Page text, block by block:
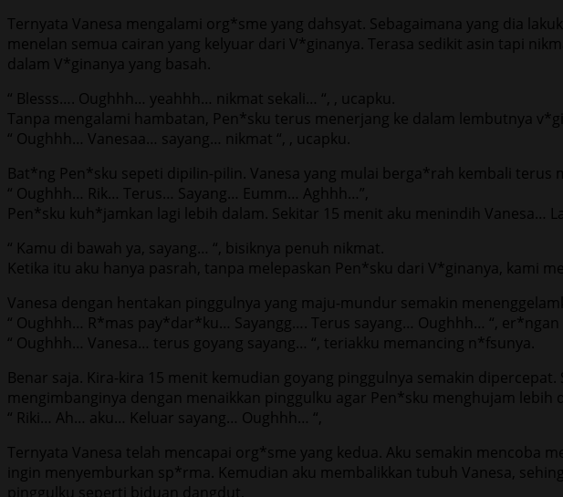
Ternyata Vanesa mengalami org*sme yang dahsyat. Sebagaimana yang dia
menelan semua cairan yang kelyuar dari V*ginanya. Terasa sedikit asin tapi
dalam V*ginanya yang basah.
“ Blesss…. Oughhh… yeahhh… nikmat sekali… “, , ucapku.
Tanpa mengalami hambatan, Pen*sku terus menerjang ke dalam lembutnya
“ Oughhh… Vanesaa… sayang… nikmat “, , ucapku.
Bat*ng Pen*sku sepeti dipilin-pilin. Vanesa yang mulai berga*rah kembali terus
“ Oughhh… Rik… Terus… Sayang… Eumm… Aghhh…”,
Pen*sku kuh*jamkan lagi lebih dalam. Sekitar 15 menit aku menindih Vanesa…
“ Kamu di bawah ya, sayang… “, bisiknya penuh nikmat.
Ketika itu aku hanya pasrah, tanpa melepaskan Pen*sku dari V*ginanya, kami
Vanesa dengan hentakan pinggulnya yang maju-mundur semakin
“ Oughhh… R*mas pay*dar*ku… Sayangg…. Terus sayang… Oughhh… “,
“ Oughhh… Vanesa… terus goyang sayang… “, teriakku memancing n*fsunya.
Benar saja. Kira-kira 15 menit kemudian goyang pinggulnya semakin
mengimbanginya dengan menaikkan pinggulku agar Pen*sku menghujam lebih
“ Riki… Ah… aku… Keluar sayang… Oughhh… “,
Ternyata Vanesa telah mencapai org*sme yang kedua. Aku semakin
ingin menyemburkan sp*rma. Kemudian aku membalikkan tubuh Vanesa,
pinggulku seperti biduan dangdut,